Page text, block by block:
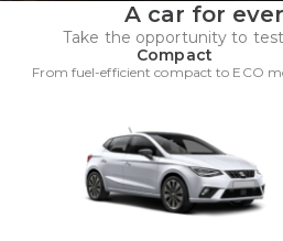
A car for
Take the opportunity to
Compact
From fuel-efficient compact to ECO